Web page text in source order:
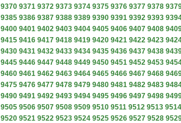
9370 9371 9372 9373 9374 9375 9376 9377 9378
9385 9386 9387 9388 9389 9390 9391 9392 9393
9400 9401 9402 9403 9404 9405 9406 9407 9408
9415 9416 9417 9418 9419 9420 9421 9422 9423
9430 9431 9432 9433 9434 9435 9436 9437 9438
9445 9446 9447 9448 9449 9450 9451 9452 9453
9460 9461 9462 9463 9464 9465 9466 9467 9468
9475 9476 9477 9478 9479 9480 9481 9482 9483
9490 9491 9492 9493 9494 9495 9496 9497 9498
9505 9506 9507 9508 9509 9510 9511 9512 9513 9514
9520 9521 9522 9523 9524 9525 9526 9527 9528